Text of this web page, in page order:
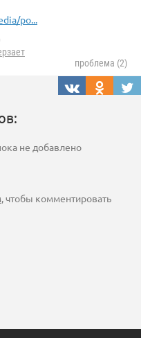
po...
проблема (2)
не добавлено
, чтобы комментировать